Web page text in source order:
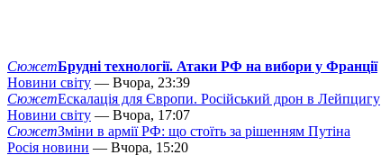
СюжетБрудні технології. Атаки РФ на вибори у Франції
Новини світу — Вчора, 23:39
СюжетЕскалація для Європи. Російський дрон в Лейпцигу
Новини світу — Вчора, 17:07
СюжетЗміни в армії РФ: що стоїть за рішенням Путіна
Росія новини — Вчора, 15:20